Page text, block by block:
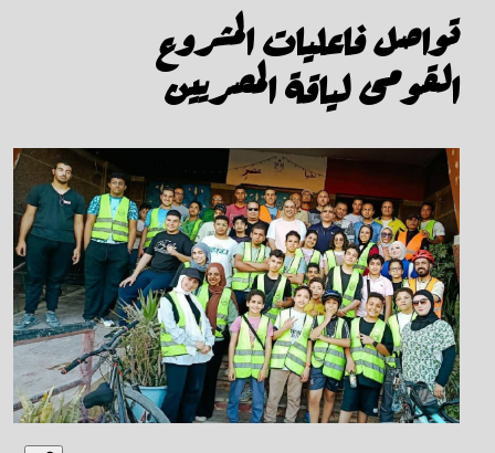
تواصل فاعليات المشروع
القومى لياقة المصريين